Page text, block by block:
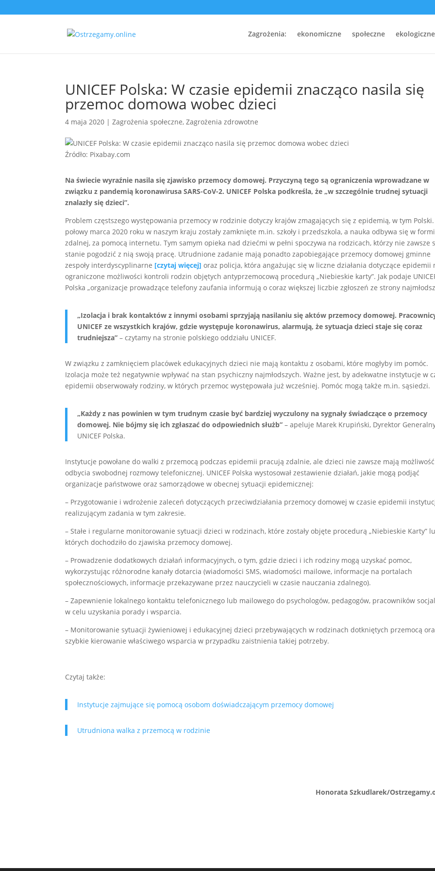
Zagrożenia: ekonomiczne społeczne ekologiczne
UNICEF Polska: W czasie epidemii znacząco nasila się
przemoc domowa wobec dzieci
4 maja 2020 |Zagrożenia społeczne,Zagrożenia zdrowotne
Źródło: Pixabay.com
Na świecie wyraźnie nasila się zjawisko przemocy domowej. Przyczyną tego są ograniczenia wprowadzane w
związku z pandemią koronawirusa SARS-CoV-2. UNICEF Polska podkreśla, że „w szczególnie trudnej sytuacji
znalazły się dzieci”.
Problem częstszego występowania przemocy w rodzinie dotyczy krajów zmagających się z epidemią, w tym
połowy marca 2020 roku w naszym kraju zostały zamknięte m.in. szkoły i przedszkola, a nauka odbywa się w
zdalnej, za pomocą internetu. Tym samym opieka nad dziećmi w pełni spoczywa na rodzicach, którzy nie zawsze
stanie pogodzić z nią swoją pracę. Utrudnione zadanie mają ponadto zapobiegające przemocy domowej gminne
zespoły interdyscyplinarne [czytaj więcej] oraz policja, która angażując się w liczne działania dotyczące epidemii
ograniczone możliwości kontroli rodzin objętych antyprzemocową procedurą „Niebieskie karty”. Jak podaje
Polska „organizacje prowadzące telefony zaufania informują o coraz większej liczbie zgłoszeń ze strony
„Izolacja i brak kontaktów z innymi osobami sprzyjają nasilaniu się aktów przemocy domowej.
UNICEF ze wszystkich krajów, gdzie występuje koronawirus, alarmują, że sytuacja dzieci staje się coraz
trudniejsza” – czytamy na stronie polskiego oddziału UNICEF.
W związku z zamknięciem placówek edukacyjnych dzieci nie mają kontaktu z osobami, które mogłyby im pomóc.
Izolacja może też negatywnie wpływać na stan psychiczny najmłodszych. Ważne jest, by adekwatne instytucje w
epidemii obserwowały rodziny, w których przemoc występowała już wcześniej. Pomóc mogą także m.in. sąsiedzi.
„Każdy z nas powinien w tym trudnym czasie być bardziej wyczulony na sygnały świadczące o przemocy
domowej. Nie bójmy się ich zgłaszać do odpowiednich służb” – apeluje Marek Krupiński, Dyrektor
UNICEF Polska.
Instytucje powołane do walki z przemocą podczas epidemii pracują zdalnie, ale dzieci nie zawsze mają możliwość
odbycia swobodnej rozmowy telefonicznej. UNICEF Polska wystosował zestawienie działań, jakie mogą podjąć
organizacje państwowe oraz samorządowe w obecnej sytuacji epidemicznej:
– Przygotowanie i wdrożenie zaleceń dotyczących przeciwdziałania przemocy domowej w czasie epidemii
realizującym zadania w tym zakresie.
– Stałe i regularne monitorowanie sytuacji dzieci w rodzinach, które zostały objęte procedurą „Niebieskie Karty”
których dochodziło do zjawiska przemocy domowej.
– Prowadzenie dodatkowych działań informacyjnych, o tym, gdzie dzieci i ich rodziny mogą uzyskać pomoc,
wykorzystując różnorodne kanały dotarcia (wiadomości SMS, wiadomości mailowe, informacje na portalach
społecznościowych, informacje przekazywane przez nauczycieli w czasie nauczania zdalnego).
– Zapewnienie lokalnego kontaktu telefonicznego lub mailowego do psychologów, pedagogów, pracowników
w celu uzyskania porady i wsparcia.
– Monitorowanie sytuacji żywieniowej i edukacyjnej dzieci przebywających w rodzinach dotkniętych przemocą
szybkie kierowanie właściwego wsparcia w przypadku zaistnienia takiej potrzeby.
Czytaj także:
Instytucje zajmujące się pomocą osobom doświadczającym przemocy domowej
Utrudniona walka z przemocą w rodzinie
Honorata Szkudlarek/